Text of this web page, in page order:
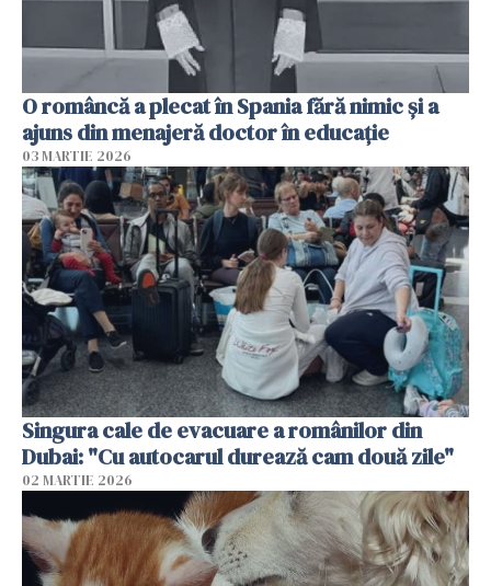
O româncă a plecat în Spania fără nimic și a
ajuns din menajeră doctor în educație
03 MARTIE 2026
Singura cale de evacuare a românilor din
Dubai: "Cu autocarul durează cam două zile"
02 MARTIE 2026